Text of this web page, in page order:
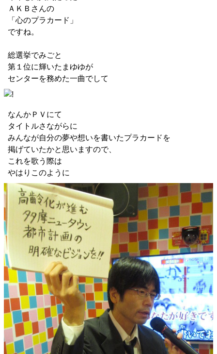
ＡＫＢさんの
「心のプラカード」
ですね。
総選挙でみごと
第１位に輝いたまゆゆが
センターを務めた一曲でして
なんかＰＶにて
タイトルさながらに
みんなが自分の夢や想いを書いたプラカードを
掲げていたかと思いますので、
これを歌う際は
やはりこのように